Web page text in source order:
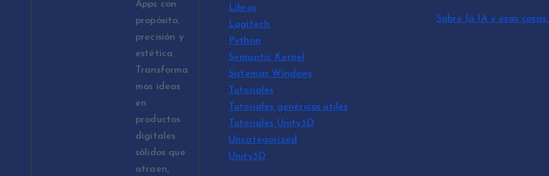
Apps con
propósito,
precisión y
estética.
Transforma
mos ideas
en
productos
digitales
sólidos que
atraen,
Libros
Logitech
Python
Semantic Kernel
Sistemas Windows
Tutoriales
Tutoriales genéricos útiles
Tutoriales Unity3D
Uncategorized
Unity3D
Sobre la IA y esas